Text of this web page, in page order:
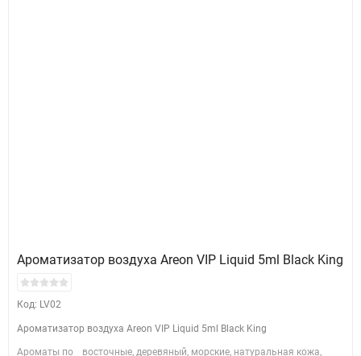
Ароматизатор воздуха Areon VIP Liquid 5ml Black King
Код: LV02
Ароматизатор воздуха Areon VIP Liquid 5ml Black King
Ароматы по
восточные, деревяный, морские, натуральная кожа,